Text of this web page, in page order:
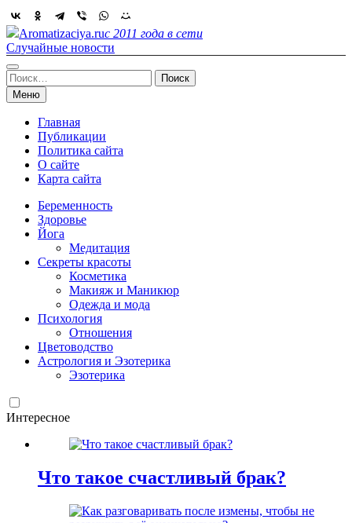
Skip
to
content
Aromatizaciya.ruс 2011 года в сети
Случайные новости
Найти:
Меню
Главная
Публикации
Политика сайта
О сайте
Карта сайта
Беременность
Здоровье
Йога
Медитация
Секреты красоты
Косметика
Макияж и Маникюр
Одежда и мода
Психология
Отношения
Цветоводство
Астрология и Эзотерика
Эзотерика
Интересное
Что такое счастливый брак?